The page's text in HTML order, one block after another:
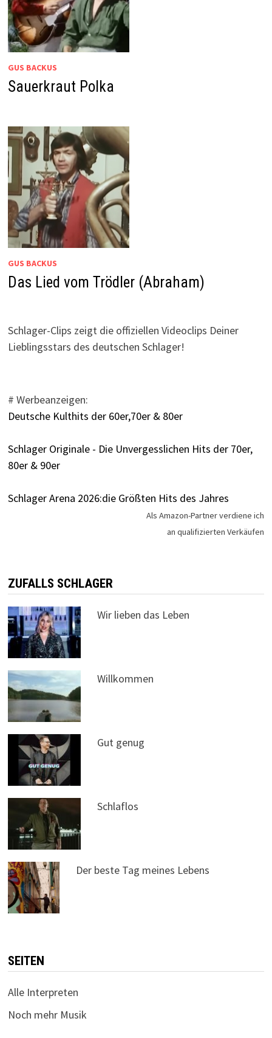
GUS BACKUS
Sauerkraut Polka
GUS BACKUS
Das Lied vom Trödler (Abraham)
Schlager-Clips zeigt die offiziellen Videoclips Deiner
Lieblingsstars des deutschen Schlager!
# Werbeanzeigen:
Deutsche Kulthits der 60er,70er & 80er
Schlager Originale - Die Unvergesslichen Hits der 70er,
80er & 90er
Schlager Arena 2026:die Größten Hits des Jahres
Als Amazon-Partner verdiene ich
an qualifizierten Verkäufen
ZUFALLS SCHLAGER
Wir lieben das Leben
Willkommen
Gut genug
Schlaflos
Der beste Tag meines Lebens
SEITEN
Alle Interpreten
Noch mehr Musik